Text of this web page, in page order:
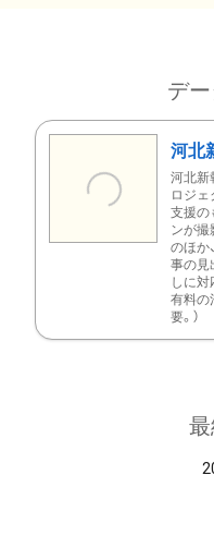
デ
河北
河北新
ロジェ
支援の
ンが撮
のほか
事の見
しに対
有料の
要。）